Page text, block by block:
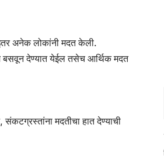
अनेक लोकांनी मदत केली.
बसवून देण्यात येईल तसेच आर्थिक मदत
मदतीचा हात देण्याची